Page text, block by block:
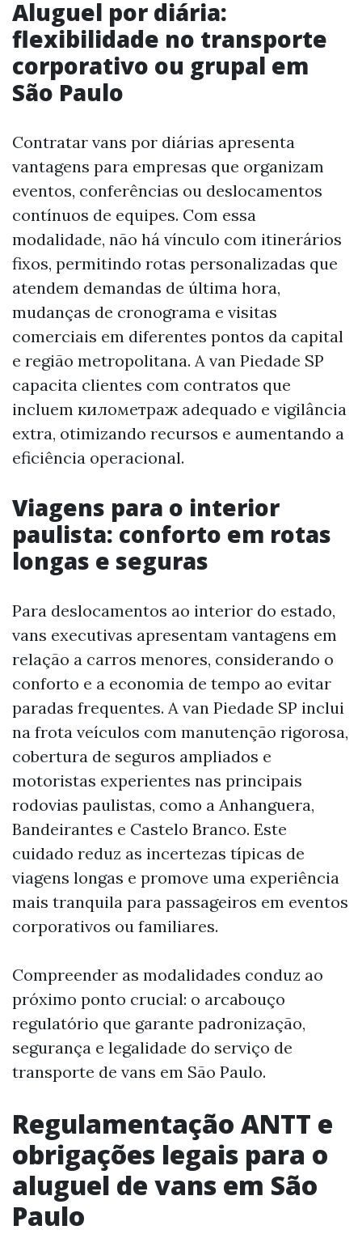
Aluguel por diária:
flexibilidade no transporte
corporativo ou grupal em
São Paulo
Contratar vans por diárias apresenta
vantagens para empresas que organizam
eventos, conferências ou deslocamentos
contínuos de equipes. Com essa
modalidade, não há vínculo com itinerários
fixos, permitindo rotas personalizadas que
atendem demandas de última hora,
mudanças de cronograma e visitas
comerciais em diferentes pontos da capital
e região metropolitana. A van Piedade SP
capacita clientes com contratos que
incluem километраж adequado e vigilância
extra, otimizando recursos e aumentando a
eficiência operacional.
Viagens para o interior
paulista: conforto em rotas
longas e seguras
Para deslocamentos ao interior do estado,
vans executivas apresentam vantagens em
relação a carros menores, considerando o
conforto e a economia de tempo ao evitar
paradas frequentes. A van Piedade SP inclui
na frota veículos com manutenção rigorosa,
cobertura de seguros ampliados e
motoristas experientes nas principais
rodovias paulistas, como a Anhanguera,
Bandeirantes e Castelo Branco. Este
cuidado reduz as incertezas típicas de
viagens longas e promove uma experiência
mais tranquila para passageiros em eventos
corporativos ou familiares.
Compreender as modalidades conduz ao
próximo ponto crucial: o arcabouço
regulatório que garante padronização,
segurança e legalidade do serviço de
transporte de vans em São Paulo.
Regulamentação ANTT e
obrigações legais para o
aluguel de vans em São
Paulo